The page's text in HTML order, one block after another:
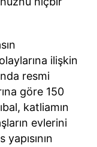
ilişkin
resmi
göre 150
katliamın
evlerini